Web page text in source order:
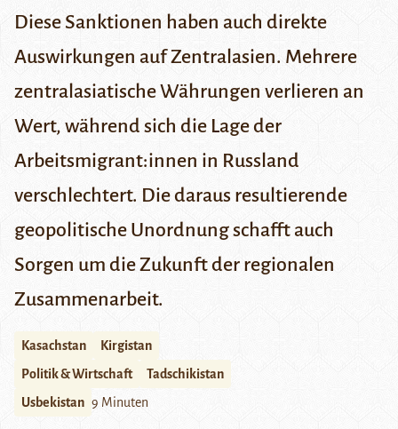
Diese Sanktionen haben auch direkte
Auswirkungen auf Zentralasien. Mehrere
zentralasiatische Währungen verlieren an
Wert, während sich die Lage der
Arbeitsmigrant:innen in Russland
verschlechtert. Die daraus resultierende
geopolitische Unordnung schafft auch
Sorgen um die Zukunft der regionalen
Zusammenarbeit.
Kasachstan
Kirgistan
Politik & Wirtschaft
Tadschikistan
Usbekistan 9 Minuten